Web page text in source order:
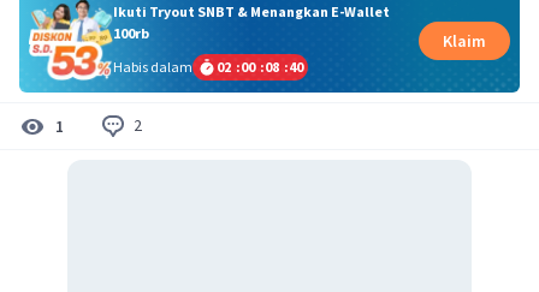
Ikuti Tryout SNBT & Menangkan E-Wallet
100rb
Habis dalam
02 :00 :08 :39
Klaim
1 2